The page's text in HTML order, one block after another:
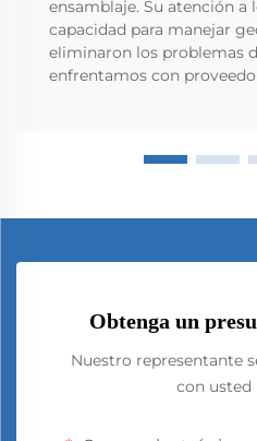
ensamblaje. Su atención a
capacidad para manejar
eliminaron los problemas
enfrentamos con
Obtenga un
Nuestro representante
con usted